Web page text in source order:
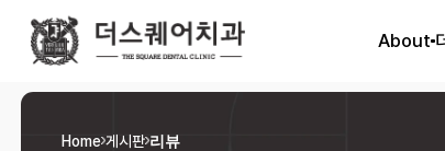
About
Home 게시판 리뷰